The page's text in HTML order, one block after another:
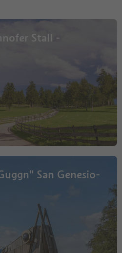
Stall -
San Genesio-